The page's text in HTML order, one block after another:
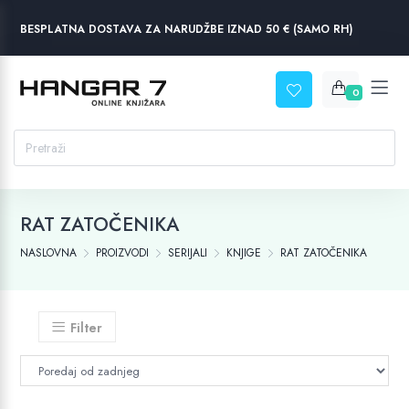
BESPLATNA DOSTAVA ZA NARUDŽBE IZNAD 50 € (SAMO RH)
0
RAT ZATOČENIKA
NASLOVNA PROIZVODI SERIJALI KNJIGE RAT ZATOČENIKA
Filter